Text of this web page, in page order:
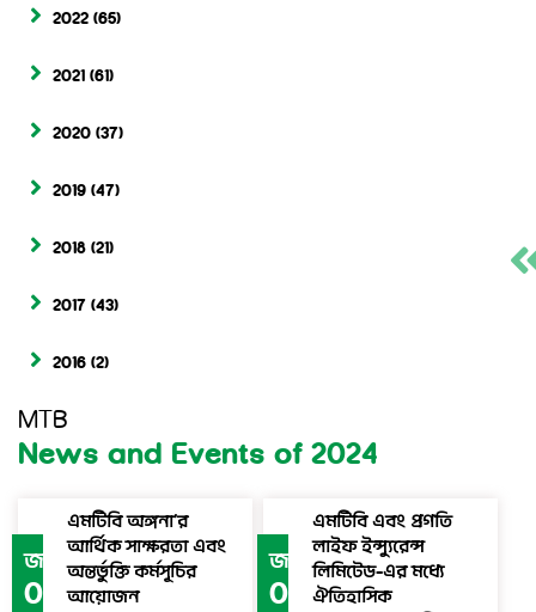
2022 (65)
2021 (61)
2020 (37)
2019 (47)
2018 (21)
2017 (43)
2016 (2)
MTB
News and Events of 2024
জানু.
08
এমটিবি অঙ্গনা’র
আর্থিক সাক্ষরতা এবং
অন্তর্ভুক্তি কর্মসূচির
আয়োজন
জানু.
08
এমটিবি এবং প্রগতি
লাইফ ইন্স্যুরেন্স
লিমিটেড-এর মধ্যে
ঐতিহাসিক